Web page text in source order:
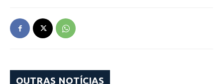
OUTRAS NOTÍCIAS